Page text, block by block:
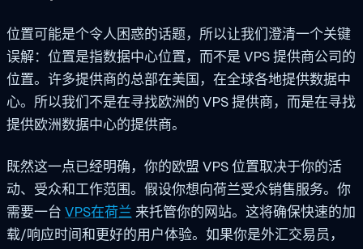
位置可能是个令人困惑的话题，所以让我们澄清一个关键
误解：位置是指数据中心位置，而不是 VPS 提供商公司的
位置。许多提供商的总部在美国，在全球各地提供数据中
心。所以我们不是在寻找欧洲的 VPS 提供商，而是在寻找
提供欧洲数据中心的提供商。
既然这一点已经明确，你的欧盟 VPS 位置取决于你的活
动、受众和工作范围。假设你想向荷兰受众销售服务。你
需要一台 VPS在荷兰 来托管你的网站。这将确保快速的加
载/响应时间和更好的用户体验。如果你是外汇交易员，